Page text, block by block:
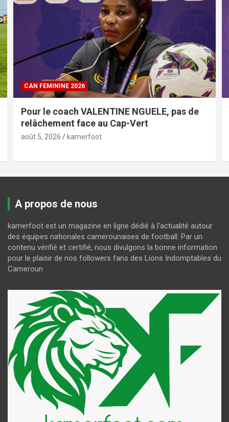
CAN FEMININE 2026
Pour le coach VALENTINE NGUELE, pas de
relâchement face au Cap-Vert
août 5, 2026 kamerfoot
A propos de nous
kamerfoot est un magazine en ligne dédié à l'actualité autour
des équipes nationales camerounaises de football. Par un
contenu vérifié et certifié, nous divulgons la bonne information
pour le plaisir de nos followers fans des Lions Indomptables du
Cameroun